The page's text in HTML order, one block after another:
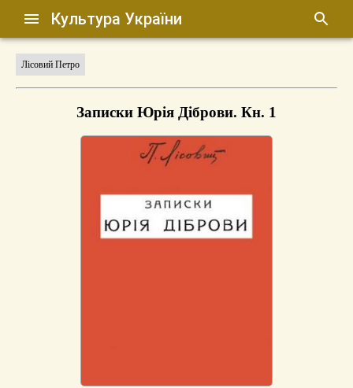
Культура України
Лісовий Петро
Записки Юрія Діброви. Кн. 1